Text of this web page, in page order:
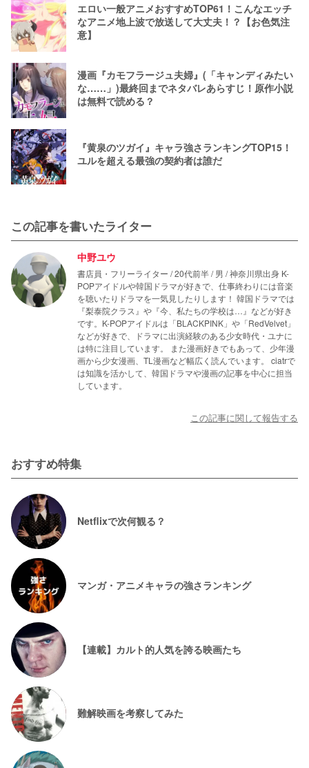
エロい一般アニメおすすめTOP61！こんなエッチ
なアニメ地上波で放送して大丈夫！？【お色気注
意】
漫画『カモフラージュ夫婦』(「キャンディみたい
な……」)最終回までネタバレあらすじ！原作小説
は無料で読める？
『黄泉のツガイ』キャラ強さランキングTOP15！
ユルを超える最強の契約者は誰だ
この記事を書いたライター
中野ユウ
書店員・フリーライター / 20代前半 / 男 / 神奈川県出身 K-
POPアイドルや韓国ドラマが好きで、仕事終わりには音楽
を聴いたりドラマを一気見したりします！ 韓国ドラマでは
『梨泰院クラス』や『今、私たちの学校は…』などが好き
です。K-POPアイドルは「BLACKPINK」や「RedVelvet」
などが好きで、ドラマに出演経験のある少女時代・ユナに
は特に注目しています。 また漫画好きでもあって、少年漫
画から少女漫画、TL漫画など幅広く読んでいます。 ciatrで
は知識を活かして、韓国ドラマや漫画の記事を中心に担当
しています。
この記事に関して報告する
おすすめ特集
Netflixで次何観る？
マンガ・アニメキャラの強さランキング
【連載】カルト的人気を誇る映画たち
難解映画を考察してみた